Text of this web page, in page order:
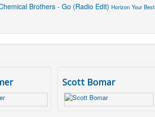
Brothers - Go (Radio Edit) Horizon Your Best
Scott Bomar